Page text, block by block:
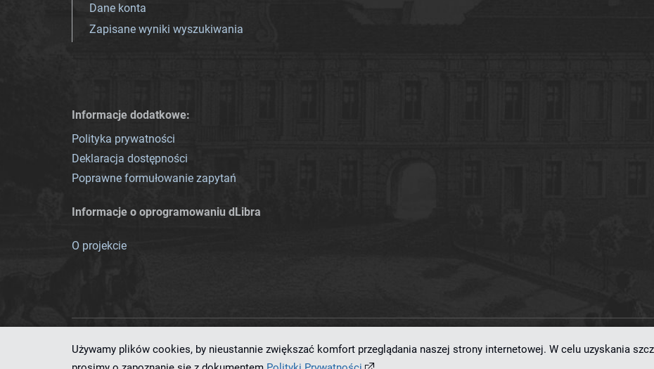
Dane konta
Zapisane wyniki wyszukiwania
Informacje dodatkowe:
Polityka prywatności
Deklaracja dostępności
Poprawne formułowanie zapytań
Informacje o oprogramowaniu dLibra
O projekcie
Ten serwis działa dzięki oprogramowaniudLibra 7.0.0-SNAPSHOT opracowanemu przezPoznańskie Centrum
Używamy plików cookies, by nieustannie zwiększać komfort przeglądania naszej strony internetowej. W celu uzyskania